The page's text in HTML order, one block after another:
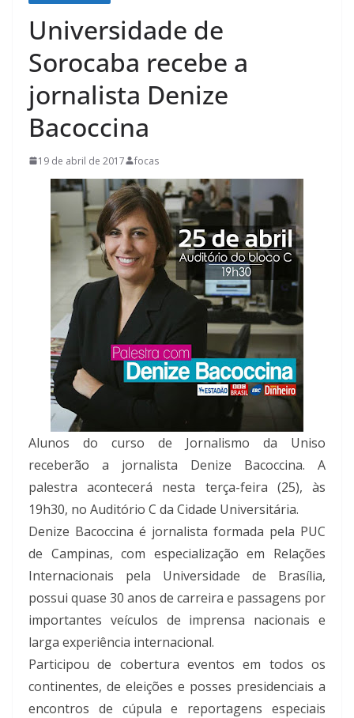
Universidade de
Sorocaba recebe a
jornalista Denize
Bacoccina
19 de abril de 2017 focas
Alunos do curso de Jornalismo da Uniso
receberão a jornalista Denize Bacoccina. A
palestra acontecerá nesta terça-feira (25), às
19h30, no Auditório C da Cidade Universitária.
Denize Bacoccina é jornalista formada pela PUC
de Campinas, com especialização em Relações
Internacionais pela Universidade de Brasília,
possui quase 30 anos de carreira e passagens por
importantes veículos de imprensa nacionais e
larga experiência internacional.
Participou de cobertura eventos em todos os
continentes, de eleições e posses presidenciais a
encontros de cúpula e reportagens especiais